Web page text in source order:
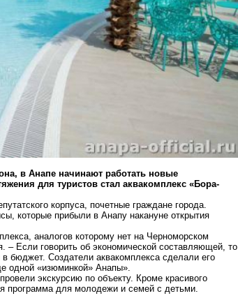
в Анапе начинают работать новые
для туристов стал аквакомплекс «Бора-
корпуса, почетные граждане города.
, которые прибыли в Анапу накануне открытия
аналогов которому нет на Черноморском
– Если говорить об экономической составляющей, то
бюджет. Создатели аквакомплекса сделали его
одной «изюминкой» Анапы».
экскурсию по объекту. Кроме красивого
программа для молодежи и семей с детьми.